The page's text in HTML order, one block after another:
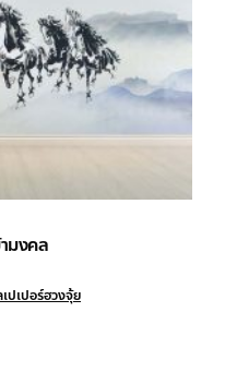
มงคล
ปเปอร์ฮวงจุ้ย